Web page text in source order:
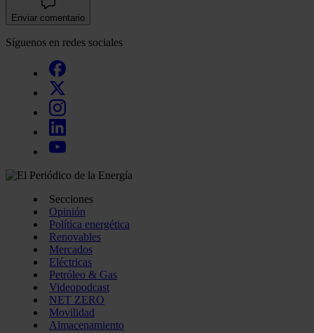
Enviar comentario
Síguenos en redes sociales
Secciones
Opinión
Política energética
Renovables
Mercados
Eléctricas
Petróleo & Gas
Videopodcast
NET ZERO
Movilidad
Almacenamiento